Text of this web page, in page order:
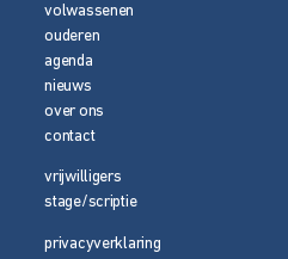
volwassenen
ouderen
agenda
nieuws
over ons
contact
vrijwilligers
stage/scriptie
privacyverklaring